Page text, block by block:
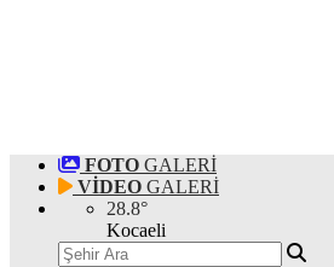
FOTO GALERİ
VİDEO GALERİ
28.8°
Kocaeli